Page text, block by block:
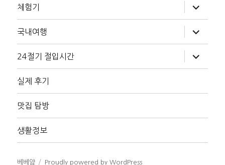
체험기
위
메
확
장
국내여행
위
메
확
장
24절기 절입시간
위
메
장
실제 후기
맛집 탐방
생활정보
베베얌 Proudly powered by WordPress